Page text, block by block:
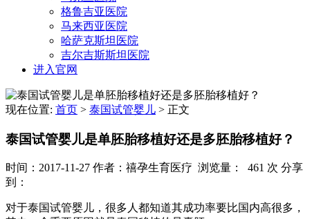
格鲁吉亚医院
马来西亚医院
哈萨克斯坦医院
吉尔吉斯斯坦医院
进入官网
现在位置: 首页 > 泰国试管婴儿 > 正文
泰国试管婴儿是单胚胎移植好还是多胚胎移植好？
时间：2017-11-27 作者：禧孕生育医疗 浏览量： 461 次 分享
到：
对于泰国试管婴儿，很多人都知道其成功率要比国内高很多，